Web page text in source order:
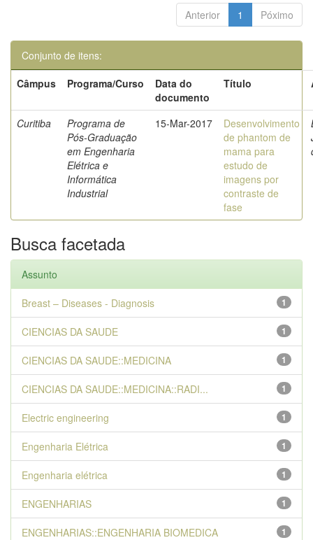
Anterior 1 Póximo
Conjunto de itens:
Câmpus
Programa/Curso
Data do
documento
Título
Curitiba
Programa de
Pós-Graduação
em Engenharia
Elétrica e
Informática
Industrial
15-Mar-2017
Desenvolvimento
de phantom de
mama para
estudo de
imagens por
contraste de
fase
Busca facetada
Assunto
1
Breast – Diseases - Diagnosis
1
CIENCIAS DA SAUDE
1
CIENCIAS DA SAUDE::MEDICINA
1
CIENCIAS DA SAUDE::MEDICINA::RADI...
1
Electric engineering
1
Engenharia Elétrica
1
Engenharia elétrica
1
ENGENHARIAS
1
ENGENHARIAS::ENGENHARIA BIOMEDICA